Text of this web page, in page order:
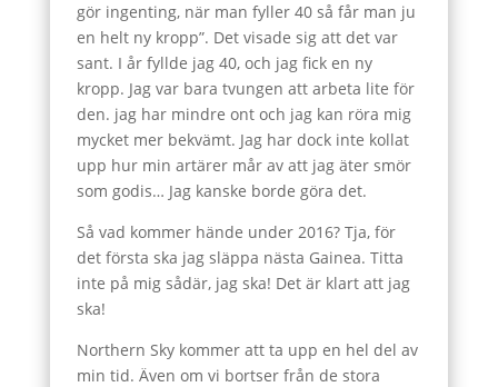
gör ingenting, när man fyller 40 så får man ju
en helt ny kropp”. Det visade sig att det var
sant. I år fyllde jag 40, och jag fick en ny
kropp. Jag var bara tvungen att arbeta lite för
den. jag har mindre ont och jag kan röra mig
mycket mer bekvämt. Jag har dock inte kollat
upp hur min artärer mår av att jag äter smör
som godis… Jag kanske borde göra det.
Så vad kommer hände under 2016? Tja, för
det första ska jag släppa nästa Gainea. Titta
inte på mig sådär, jag ska! Det är klart att jag
ska!
Northern Sky kommer att ta upp en hel del av
min tid. Även om vi bortser från de stora